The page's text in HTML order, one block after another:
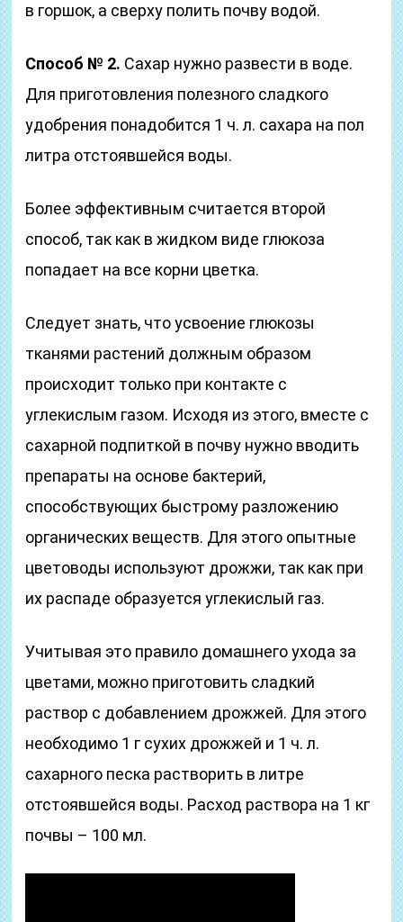
в горшок, а сверху полить почву водой.
Способ № 2. Сахар нужно развести в воде.
Для приготовления полезного сладкого
удобрения понадобится 1 ч. л. сахара на пол
литра отстоявшейся воды.
Более эффективным считается второй
способ, так как в жидком виде глюкоза
попадает на все корни цветка.
Следует знать, что усвоение глюкозы
тканями растений должным образом
происходит только при контакте с
углекислым газом. Исходя из этого, вместе с
сахарной подпиткой в почву нужно вводить
препараты на основе бактерий,
способствующих быстрому разложению
органических веществ. Для этого опытные
цветоводы используют дрожжи, так как при
их распаде образуется углекислый газ.
Учитывая это правило домашнего ухода за
цветами, можно приготовить сладкий
раствор с добавлением дрожжей. Для этого
необходимо 1 г сухих дрожжей и 1 ч. л.
сахарного песка растворить в литре
отстоявшейся воды. Расход раствора на 1 кг
почвы – 100 мл.